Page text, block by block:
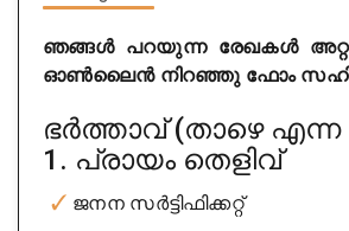
A1 Enterprises
City : banglore
Experience : 15
Rating 5/5
Get Appointment
ഞങ്ങൾ പറയുന്ന രേഖകൾ
ഓൺലൈൻ നിറഞ്ഞു ഫോം
ഭർത്താവ് (താഴെ
1. പ്രായം തെളിവ്
ജനന സർട്ടിഫിക്കറ്റ്